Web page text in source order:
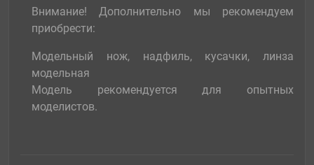
Внимание! Дополнительно мы рекомендуем
приобрести:
Модельный нож, надфиль, кусачки, линза
модельная
Модель рекомендуется для опытных
моделистов.